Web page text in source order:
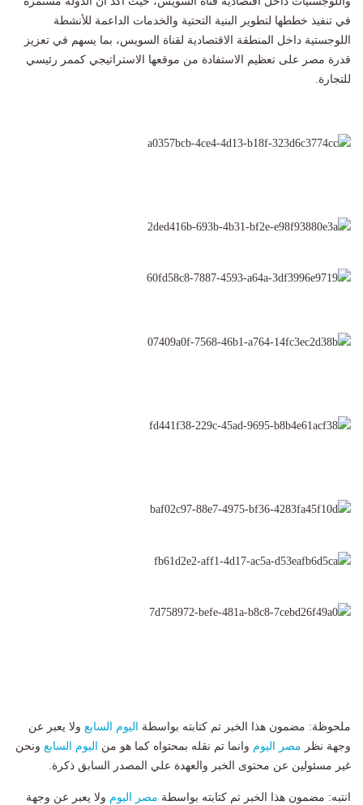
في تنفيذ خططها لتطوير البنية التحتية والخدمات الداعمة للأنشطة
اللوجستية داخل المنطقة الاقتصادية لقناة السويس، بما يسهم في تعزيز
قدرة مصر على تعظيم الاستفادة من موقعها الاستراتيجي كممر رئيسي
للتجارة.
ملحوظة: مضمون هذا الخبر تم كتابته بواسطة اليوم السابع ولا يعبر عن
وجهة نظر مصر اليوم وانما تم نقله بمحتواه كما هو من اليوم السابع ونحن
غير مسئولين عن محتوى الخبر والعهدة علي المصدر السابق ذكرة.
انتبه: مضمون هذا الخبر تم كتابته بواسطة مصر اليوم ولا يعبر عن وجهة